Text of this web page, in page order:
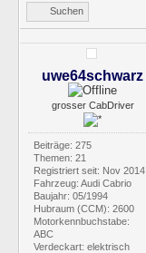
Suchen
uwe64schwarz
grosser CabDriver
Beiträge: 275
Themen: 21
Registriert seit: Nov 2014
Fahrzeug: Audi Cabrio
Baujahr: 05/1994
Hubraum (CCM): 2600
Motorkennbuchstabe:
ABC
Verdeckart: elektrisch